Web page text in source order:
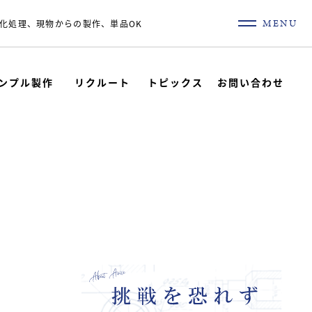
処理、現物からの製作、単品OK MENU
プル製作 リクルート トピックス お問い合わせ